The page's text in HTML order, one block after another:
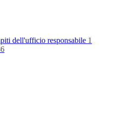
dell'ufficio responsabile 1